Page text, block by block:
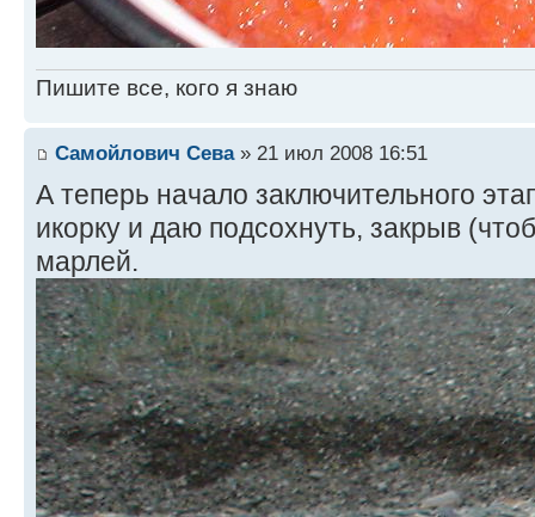
Пишите все, кого я знаю
Самойлович Сева» 21 июл 2008 16:51
А теперь начало заключительного
икорку и даю подсохнуть, закрыв
марлей.